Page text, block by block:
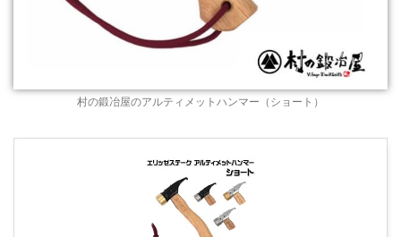
村の鍛冶屋のアルティメットハンマー（ショート）